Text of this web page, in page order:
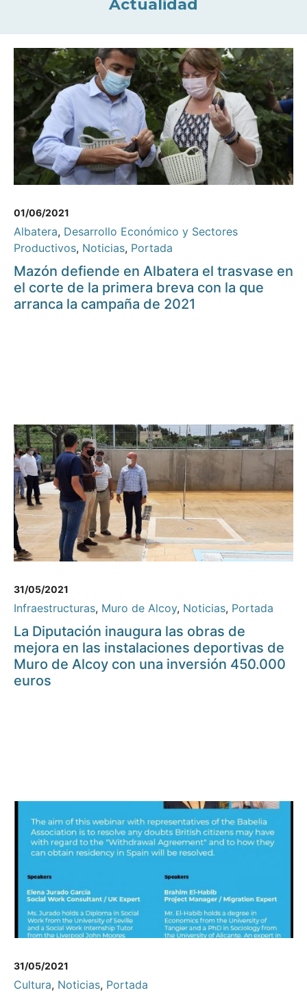
Actualidad
01/06/2021
Albatera, Desarrollo Económico y Sectores
Productivos, Noticias, Portada
Mazón defiende en Albatera el trasvase en
el corte de la primera breva con la que
arranca la campaña de 2021
31/05/2021
Infraestructuras, Muro de Alcoy, Noticias, Portada
La Diputación inaugura las obras de
mejora en las instalaciones deportivas de
Muro de Alcoy con una inversión 450.000
euros
31/05/2021
Cultura, Noticias, Portada